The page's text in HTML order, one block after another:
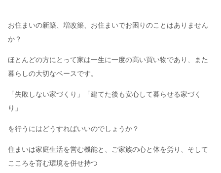
お住まいの新築、増改築、お住まいでお困りのことはありません
か？
ほとんどの方にとって家は一生に一度の高い買い物であり、また
暮らしの大切なベースです。
「失敗しない家づくり」「建てた後も安心して暮らせる家づく
り」
を行うにはどうすればいいのでしょうか？
住まいは家庭生活を営む機能と、ご家族の心と体を労り、そして
こころを育む環境を併せ持つ